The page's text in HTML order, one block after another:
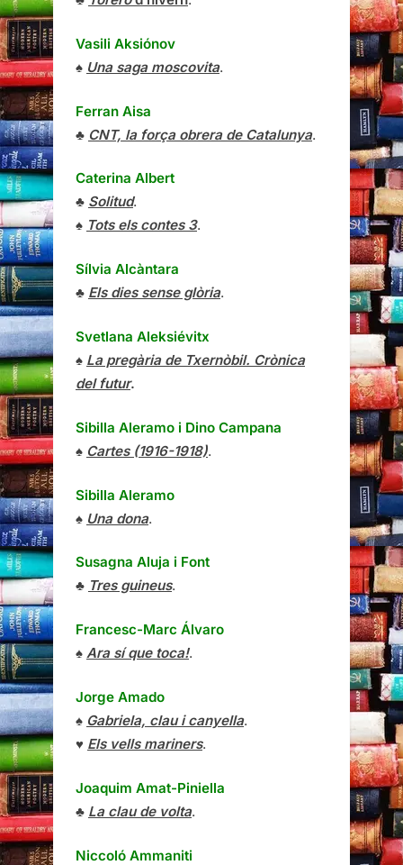
Vasili Aksiónov
♠ Una saga moscovita.
Ferran Aisa
♣ CNT, la força obrera de Catalunya.
Caterina Albert
♣ Solitud.
♠ Tots els contes 3.
Sílvia Alcàntara
♣ Els dies sense glòria.
Svetlana Aleksiévitx
♠ La pregària de Txernòbil. Crònica
del futur.
Sibilla Aleramo i Dino Campana
♠ Cartes (1916-1918).
Sibilla Aleramo
♠ Una dona.
Susagna Aluja i Font
♣ Tres guineus.
Francesc-Marc Álvaro
♠ Ara sí que toca!.
Jorge Amado
♠ Gabriela, clau i canyella.
♥ Els vells mariners.
Joaquim Amat-Piniella
♣ La clau de volta.
Niccoló Ammaniti